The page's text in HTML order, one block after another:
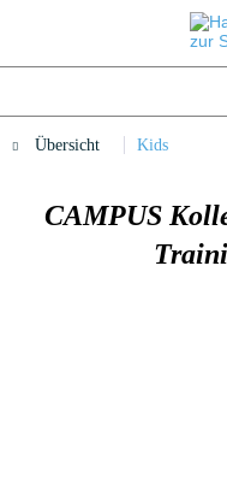
Übersicht Kids
CAMPUS